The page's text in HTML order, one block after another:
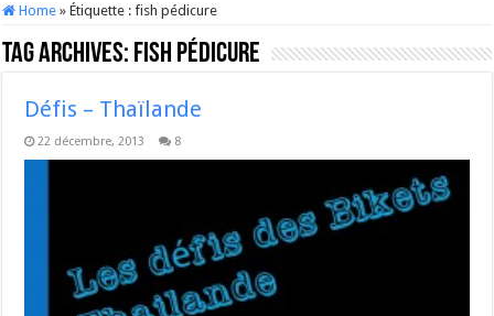
Home » Étiquette :fish pédicure
Tag Archives: fish pédicure
Défis – Thaïlande
22 décembre, 2013 8